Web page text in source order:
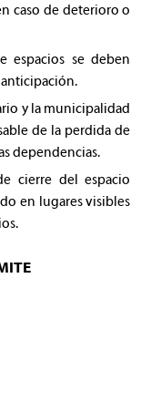
caso de deterioro o
espacios se deben
anticipación.
y la municipalidad
de la perdida de
dependencias.
cierre del espacio
en lugares visibles